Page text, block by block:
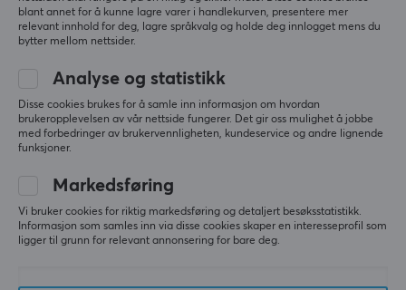
X2-A Ambidextrious
Trådløs Gamingmus -
Himejima Gyomei -
Limited Edition
(0)
1590 kr
Svart [Omron Optical]
blant annet for å kunne lagre varer i handlekurven, presentere mer
relevant innhold for deg, lagre språkvalg og holde deg innlogget mens du
bytter mellom nettsider.
Analyse og statistikk
Disse cookies brukes for å samle inn informasjon om hvordan
brukeropplevelsen av vår nettside fungerer. Det gir oss mulighet å jobbe
med forbedringer av brukervennligheten, kundeservice og andre lignende
funksjoner.
Markedsføring
Vi bruker cookies for riktig markedsføring og detaljert besøksstatistikk.
Informasjon som samles inn via disse cookies skaper en interesseprofil som
ligger til grunn for relevant annonsering for bare deg.